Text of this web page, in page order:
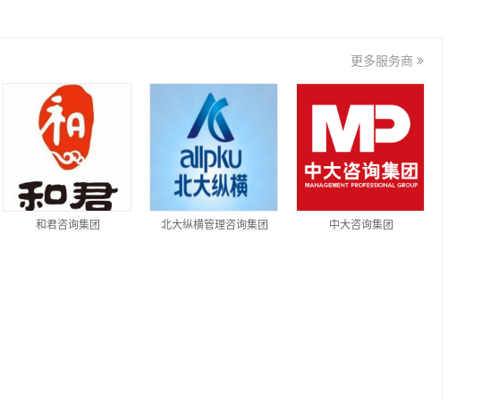
更多服务商
和君咨询集团 北大纵横管理咨询集团 中大咨询集团